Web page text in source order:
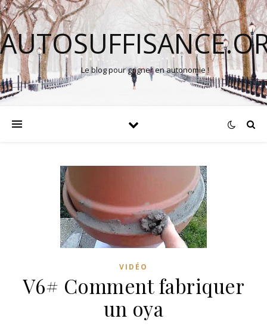
Le blog pour gagner en autonomie !
VIDÉO
V6# Comment fabriquer
un oya